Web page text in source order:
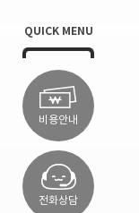
QUICK MENU
비용안내
전화상담